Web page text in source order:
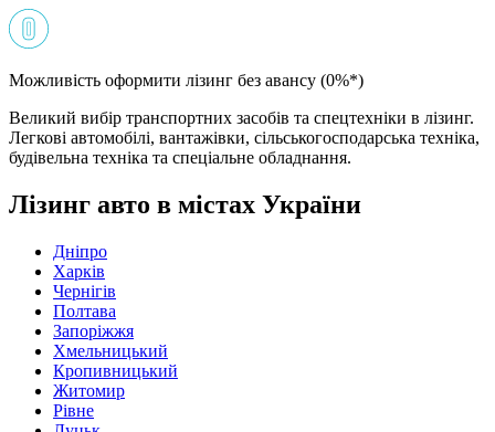
Можливість оформити лізинг без авансу (0%*)
Великий вибір транспортних засобів та спецтехніки в лізинг.
Легкові автомобілі, вантажівки, сільськогосподарська техніка,
будівельна техніка та спеціальне обладнання.
Лізинг авто в містах України
Дніпро
Харків
Чернігів
Полтава
Запоріжжя
Хмельницький
Кропивницький
Житомир
Рівне